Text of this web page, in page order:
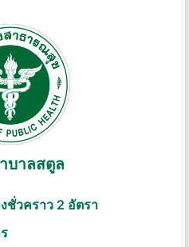
บาลสตูล
ชั่วคราว 2 อัตรา